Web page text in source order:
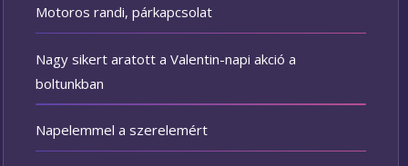
Motoros randi, párkapcsolat
Nagy sikert aratott a Valentin-napi akció a
boltunkban
Napelemmel a szerelemért